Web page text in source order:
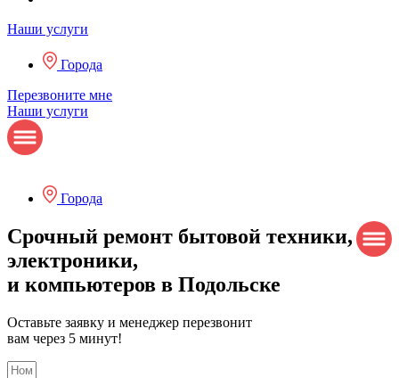
Наши услуги
Города
Перезвоните мне
Наши услуги
Города
Срочный ремонт бытовой техники,
электроники,
и компьютеров в Подольске
Оставьте заявку и менеджер перезвонит
вам через 5 минут!